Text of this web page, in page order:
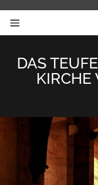
InhaltMENÜ
DAS
KIRCHE